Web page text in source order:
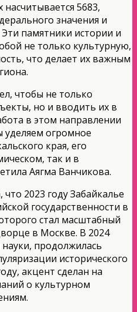
насчитывается 5683,
значения и
памятники истории и
не только культурную,
что делает их важным
чтобы не только
но и вводить их в
в этом направлении
уделяем огромное
края, его
так и в
Аягма Ванчикова.
2023 году Забайкалье
государственности в
стал масштабный
в Москве. В 2024
продолжилась
исторического
акцент сделан на
о культурном